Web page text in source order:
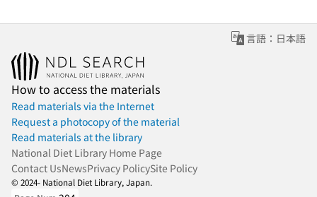
言語：日本語
How to access the materials
Read materials via the Internet
Request a photocopy of the material
Read materials at the library
National Diet Library Home Page
Contact UsNewsPrivacy PolicySite Policy
© 2024- National Diet Library, Japan.